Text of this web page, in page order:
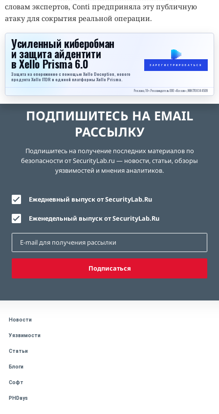
словам экспертов, Conti предприняла эту публичную
атаку для сокрытия реальной операции.
Усиленный киберобман
и защита айдентити
в Xello Prisma 6.0
Защита на опережение с помощью Xello Deception, нового
продукта Xello ITDR и единой платформы Xello Prisma.
ЗАРЕГИСТРИРОВАТЬСЯ
Реклама, 18+. Рекламодатель ООО «Кселло», ИНН 7708344509
ПОДПИШИТЕСЬ НА EMAIL
РАССЫЛКУ
Подпишитесь на получение последних материалов по
безопасности от SecurityLab.ru — новости, статьи, обзоры
уязвимостей и мнения аналитиков.
Ежедневный выпуск от SecurityLab.Ru
Еженедельный выпуск от SecurityLab.Ru
Подписаться
Новости
Уязвимости
Статьи
Блоги
Софт
PHDays